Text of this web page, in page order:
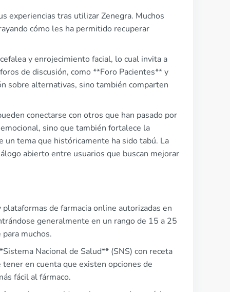
experiencias tras utilizar Zenegra. Muchos
cómo les ha permitido recuperar
y enrojecimiento facial, lo cual invita a
de discusión, como **Foro Pacientes** y
sobre alternativas, sino también comparten
conectarse con otros que han pasado por
sino que también fortalece la
un tema que históricamente ha sido tabú. La
abierto entre usuarios que buscan mejorar
de farmacia online autorizadas en
generalmente en un rango de 15 a 25
muchos.
Nacional de Salud** (SNS) con receta
en cuenta que existen opciones de
fácil al fármaco.